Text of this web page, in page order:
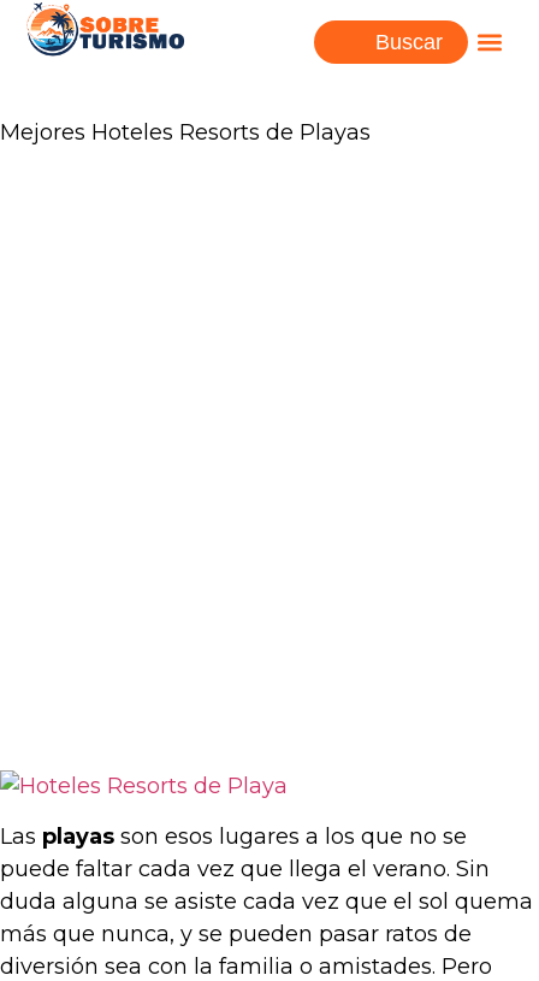
Buscar
Mejores Hoteles Resorts de Playas
Las playas son esos lugares a los que no se
puede faltar cada vez que llega el verano. Sin
duda alguna se asiste cada vez que el sol quema
más que nunca, y se pueden pasar ratos de
diversión sea con la familia o amistades. Pero